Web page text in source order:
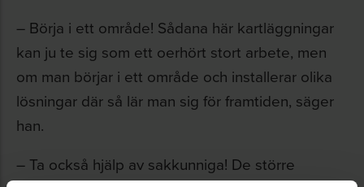
– Börja i ett område! Sådana här kartläggningar
kan ju te sig som ett oerhört stort arbete, men
om man börjar i ett område och installerar olika
lösningar där så lär man sig för framtiden, säger
han.
– Ta också hjälp av sakkunniga! De större